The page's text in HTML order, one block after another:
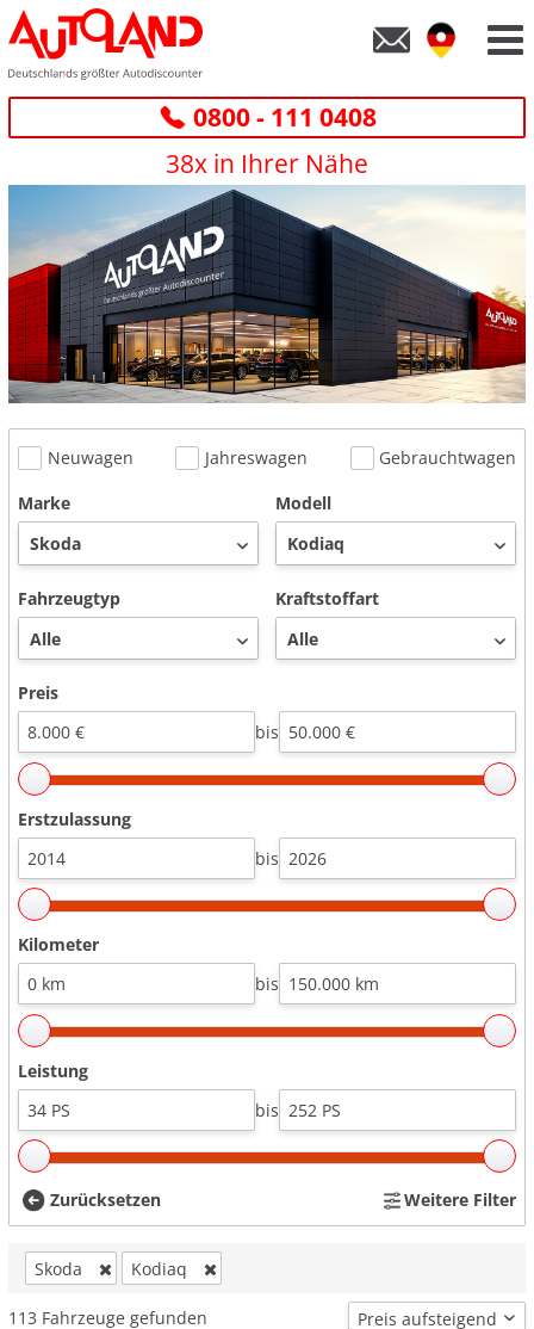
0800 - 111 0408
38x in Ihrer Nähe
Neuwagen Jahreswagen
Gebrauchtwagen
Marke
Modell
Fahrzeugtyp Kraftstoffart
Preis
bis
Erstzulassung
bis
Kilometer
bis
Leistung
bis
Zurücksetzen Weitere Filter
Skoda Kodiaq
113 Fahrzeuge gefunden